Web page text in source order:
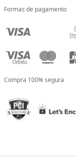
Formas de pagamento
Compra 100% segura